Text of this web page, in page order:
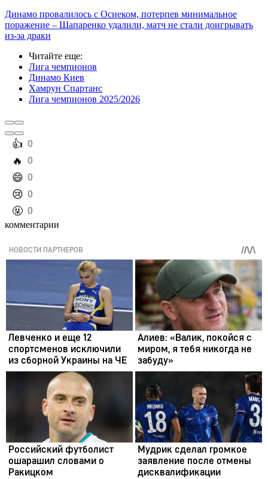
Динамо провалилось с Осиеком, потерпев минимальное
поражение – Шапаренко удалили, матч не стали доигрывать
из-за драки
Читайте еще:
Лига чемпионов
Динамо Киев
Хамрун Спартанс
Лига чемпионов 2025/2026
️👍 0
️🔥 0
️😄 0
️😢 0
️🤬 0
комментарии